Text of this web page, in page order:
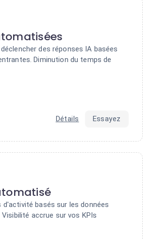
des réponses IA basées
Diminution du temps de
Détails Essayez
d'activité basés sur les données
accrue sur vos KPIs